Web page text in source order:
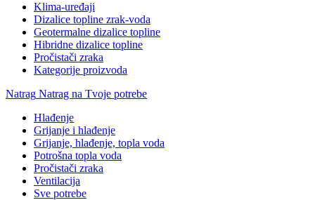
Klima-uređaji
Dizalice topline zrak-voda
Geotermalne dizalice topline
Hibridne dizalice topline
Pročistači zraka
Kategorije proizvoda
Natrag Natrag na Tvoje potrebe
Hlađenje
Grijanje i hlađenje
Grijanje, hlađenje, topla voda
Potrošna topla voda
Pročistači zraka
Ventilacija
Sve potrebe